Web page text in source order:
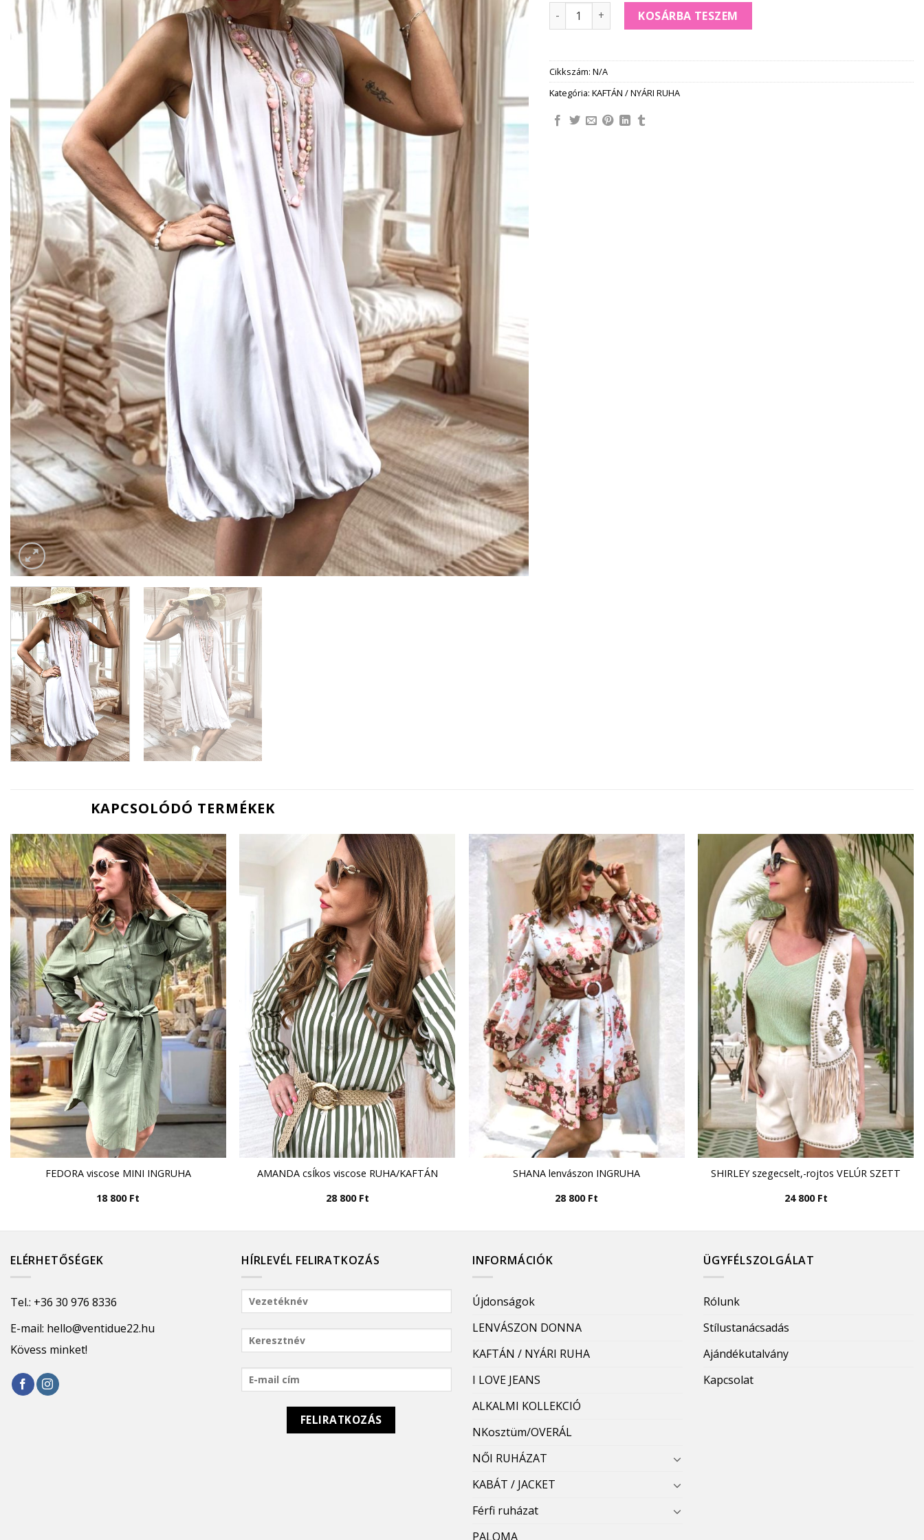
DARIA selyem HAGYMARUHA *rosa* mennyiség
KOSÁRBA TESZEM
Cikkszám: N/A
Kategória: KAFTÁN / NYÁRI RUHA
KAPCSOLÓDÓ TERMÉKEK
FEDORA viscose MINI INGRUHA
18 800 Ft
AMANDA csÍkos viscose RUHA/KAFTÁN
28 800 Ft
SHANA lenvászon INGRUHA
28 800 Ft
SHIRLEY szegecselt,-rojtos VELÚR SZETT
24 800 Ft
ELÉRHETŐSÉGEK
Tel.: +36 30 976 8336
E-mail: hello@ventidue22.hu
Kövess minket!
HÍRLEVÉL FELIRATKOZÁS INFORMÁCIÓK
Újdonságok
LENVÁSZON DONNA
KAFTÁN / NYÁRI RUHA
I LOVE JEANS
ALKALMI KOLLEKCIÓ
NKosztüm/OVERÁL
NŐI RUHÁZAT
KABÁT / JACKET
Férfi ruházat
PALOMA
ÜGYFÉLSZOLGÁLAT
Rólunk
Stílustanácsadás
Ajándékutalvány
Kapcsolat